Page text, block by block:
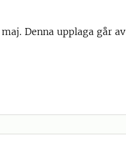
Denna upplaga går av